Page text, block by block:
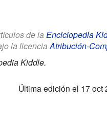
de la Enciclopedia
la licenciaAtribución-
Kiddle.
Última edición el 17 oct